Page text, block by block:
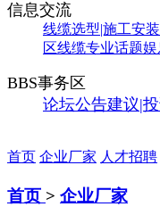
信息交流
线缆选型|施工安装
区线缆专业话题娱
BBS事务区
论坛公告建议|
首页 企业厂家 人才招聘
首页 > 企业厂家